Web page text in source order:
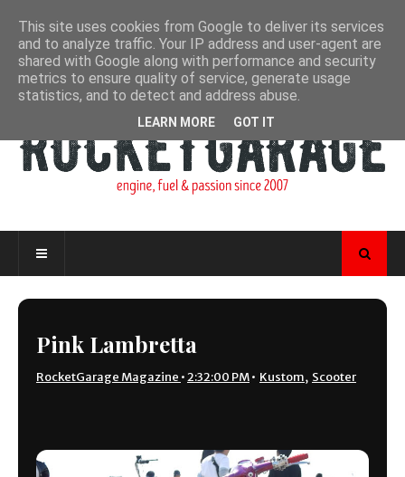
Pink Lambretta
RocketGarage Magazine •2:32:00 PM• Kustom, Scooter
This site uses cookies from Google to deliver its services
and to analyze traffic. Your IP address and user-agent are
shared with Google along with performance and security
metrics to ensure quality of service, generate usage
statistics, and to detect and address abuse.
LEARN MORE GOT IT